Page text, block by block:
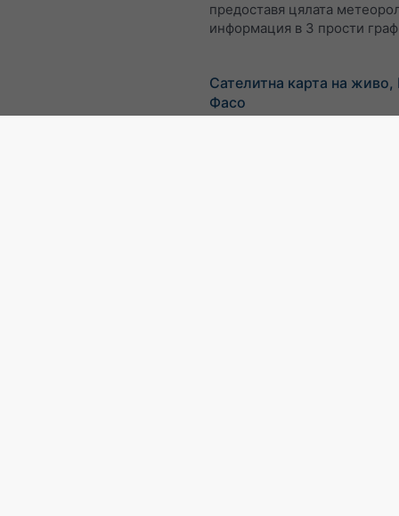
предоставя цялата
информация в 3 прости
Сателитна карта на живо,
Фасо